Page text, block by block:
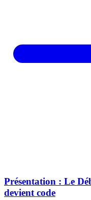
Présentation : Le
devient code